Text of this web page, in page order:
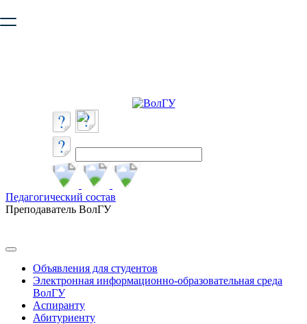
безопасную работу с сайтом. Пожалуйста
Педагогический состав
Преподаватель ВолГУ
Объявления для студентов
Электронная информационно-образовательная среда
ВолГУ
Аспиранту
Абитуриенту